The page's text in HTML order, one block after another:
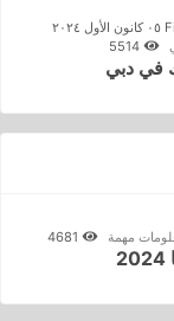
في دبي
مهمة